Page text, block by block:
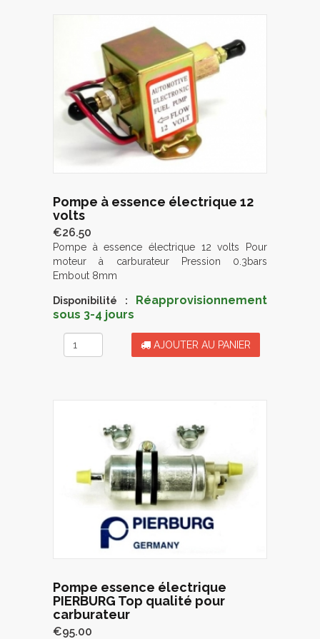
Pompe à essence électrique 12
volts
€26.50
Pompe à essence électrique 12 volts Pour
moteur à carburateur Pression 0.3bars
Embout 8mm
Disponibilité :
Réapprovisionnement
sous 3-4 jours
AJOUTER AU PANIER
Pompe essence électrique
PIERBURG Top qualité pour
carburateur
€95.00